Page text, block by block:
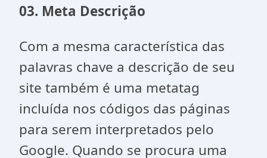
03. Meta Descrição
Com a mesma característica das
palavras chave a descrição de seu
site também é uma metatag
incluída nos códigos das páginas
para serem interpretados pelo
Google. Quando se procura uma